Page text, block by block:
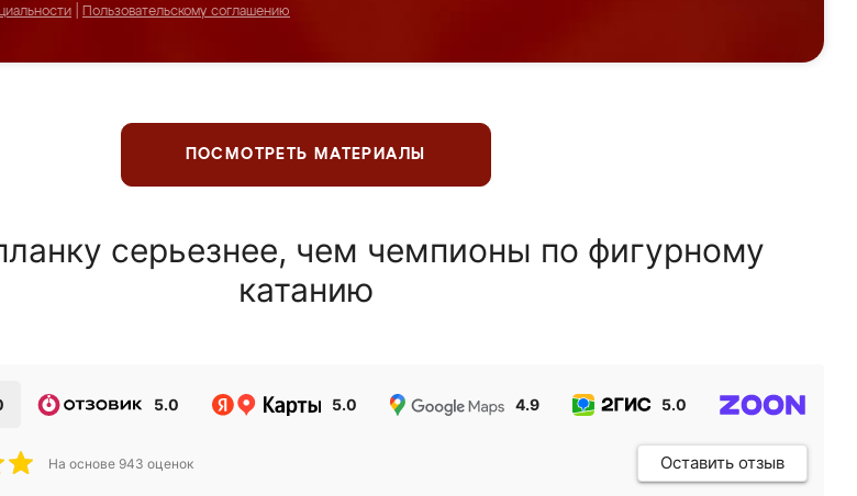
Пользовательскому соглашению
ПОСМОТРЕТЬ МАТЕРИАЛЫ
серьезнее, чем чемпионы по фигурному
катанию
5.0 5.0 4.9 5.0
На основе 943 оценок Оставить отзыв